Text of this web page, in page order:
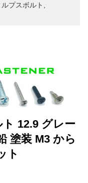
プスボルト
12.9 グレー
塗装 M3 から
ト